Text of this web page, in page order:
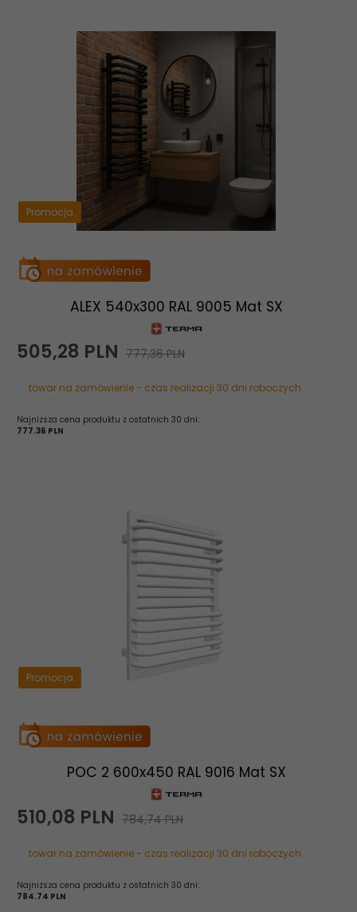
Promocja
ALEX 540x300 RAL 9005 Mat SX
505,28 PLN 777,36 PLN
towar na zamówienie - czas realizacji 30 dni roboczych
Najniższa cena produktu z ostatnich 30 dni:
777.36 PLN
Promocja
POC 2 600x450 RAL 9016 Mat SX
510,08 PLN 784,74 PLN
towar na zamówienie - czas realizacji 30 dni roboczych
Najniższa cena produktu z ostatnich 30 dni:
784.74 PLN